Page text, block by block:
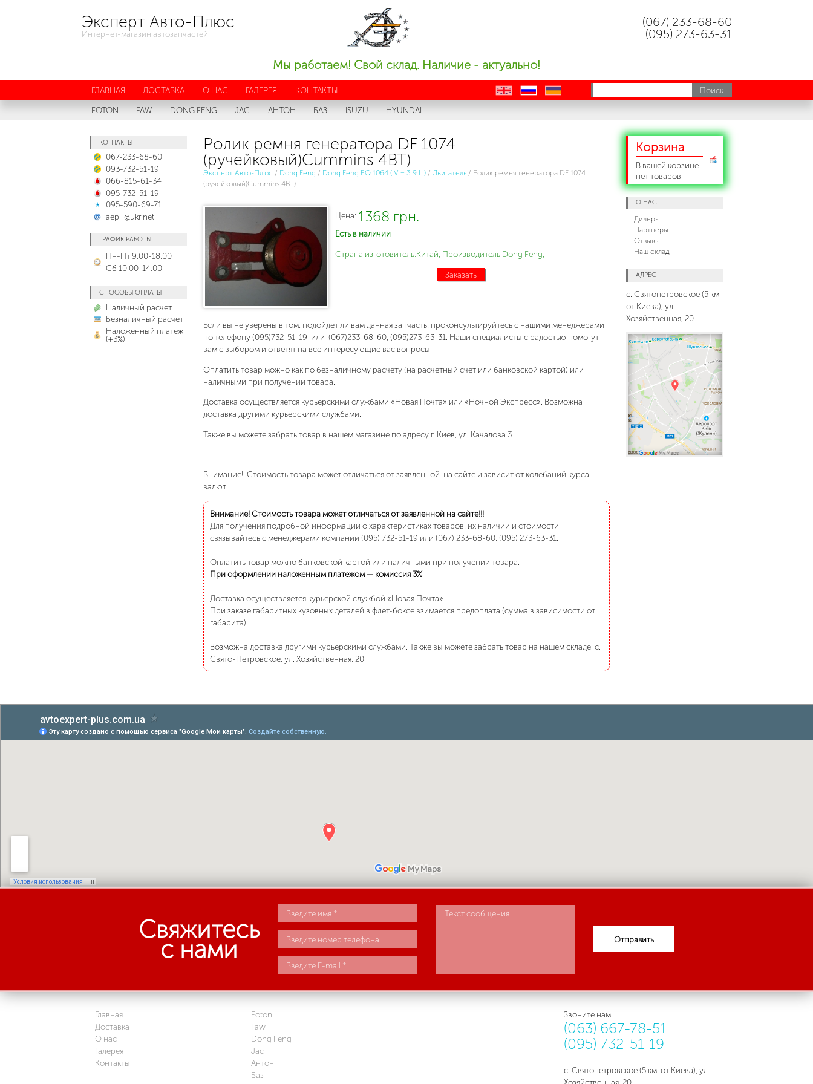
Эксперт Авто-Плюс
Интернет-магазин автозапчастей
(067) 233-68-60
(095) 273-63-31
Мы работаем! Свой склад. Наличие - актуально!
ГЛАВНАЯ ДОСТАВКА О НАС ГАЛЕРЕЯ КОНТАКТЫ en ru
uk
FOTON
FAW DONG FENG JAC АНТОН БАЗ ISUZU HYUNDAI
КОНТАКТЫ
067-233-68-60
093-732-51-19
066-815-61-34
095-732-51-19
095-590-69-71
aep_@ukr.net
ГРАФИК РАБОТЫ
Пн-Пт 9:00-18:00
Сб 10:00-14:00
СПОСОБЫ ОПЛАТЫ
Наличный расчет
Безналичный расчет
Наложенный платёж
(+3%)
Ролик ремня генератора DF 1074
(ручейковый)Cummins 4BT)
Эксперт Авто-Плюс / Dong Feng / Dong Feng EQ 1064 ( V = 3.9 L )/ Двигатель/ Ролик ремня генератора DF 1074
(ручейковый)Cummins 4BT)
Цена: 1368 грн.
Есть в наличии
Страна изготовитель:Китай, Производитель:Dong Feng,
Заказать
Если вы не уверены в том, подойдет ли вам данная запчасть, проконсультируйтесь с нашими менеджерами
по телефону (095)732-51-19 или (067)233-68-60, (095)273-63-31. Наши специалисты с радостью помогут
вам с выбором и ответят на все интересующие вас вопросы.
Оплатить товар можно как по безналичному расчету (на расчетный счёт или банковской картой) или
наличными при получении товара.
Доставка осуществляется курьерскими службами «Новая Почта» или «Ночной Экспресс». Возможна
доставка другими курьерскими службами.
Также вы можете забрать товар в нашем магазине по адресу г. Киев, ул. Качалова 3.
Внимание! Стоимость товара может отличаться от заявленной на сайте и зависит от колебаний курса
валют.
Внимание! Стоимость товара может отличаться от заявленной на сайте!!!
Для получения подробной информации о характеристиках товаров, их наличии и стоимости
связывайтесь с менеджерами компании (095) 732-51-19 или (067) 233-68-60, (095) 273-63-31.
Оплатить товар можно банковской картой или наличными при получении товара.
При оформлении наложенным платежом — комиссия 3%
Доставка осуществляется курьерской службой «Новая Почта».
При заказе габаритных кузовных деталей в флет-боксе взимается предоплата (сумма в зависимости от
габарита).
Возможна доставка другими курьерскими службами. Также вы можете забрать товар на нашем складе: с.
Свято-Петровское, ул. Хозяйственная, 20.
Корзина
В вашей корзине
нет товаров
О НАС
Дилеры
Партнеры
Отзывы
Наш склад
АДРЕС
с. Святопетровское (5 км.
от Киева), ул.
Хозяйственная, 20
Свяжитесь
с нами Отправить
Главная
Доставка
О нас
Галерея
Контакты
Foton
Faw
Dong Feng
Jac
Антон
Баз
Звоните нам:
(063) 667-78-51
(095) 732-51-19
с. Святопетровское (5 км. от Киева), ул.
Хозяйственная, 20